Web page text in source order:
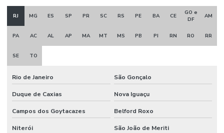
RJ MG ES SP PR SC RS PE BA CE
GO e
DF
AM
PA AC AL AP MA MT MS PB PI RN RO RR
SE TO
Rio de Janeiro São Gonçalo
Duque de Caxias Nova Iguaçu
Campos dos Goytacazes Belford Roxo
Niterói São João de Meriti